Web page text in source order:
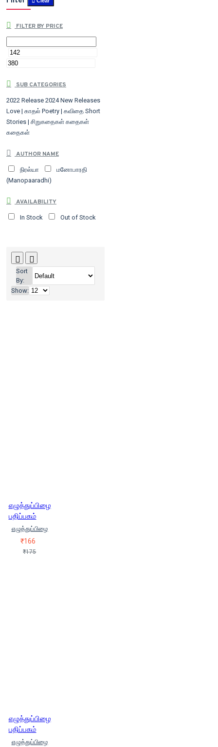
FILTER BY PRICE
SUB CATEGORIES
2022 Release 2024 New Releases
Love | காதல் Poetry | கவிதை Short
Stories | சிறுகதைகள் கதைகள்
கதைகள்
AUTHOR NAME
நிரல்யா
மனோபாரதி
(Manopaaradhi)
AVAILABILITY
In Stock Out of Stock
Sort
By:
Show:
எழுத்துப்பிழை
பதிப்பகம்
எழுத்துப்பிழை
₹166
₹175
எழுத்துப்பிழை
பதிப்பகம்
எழுத்துப்பிழை